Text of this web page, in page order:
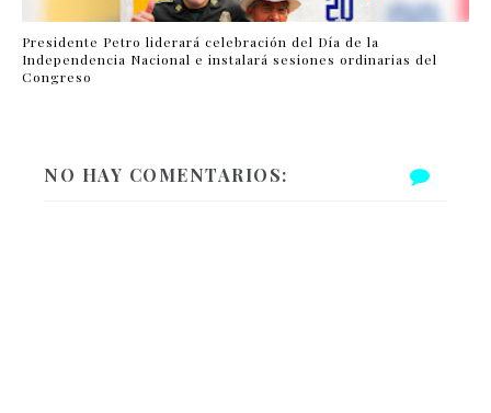
Presidente Petro liderará celebración del Día de la
Independencia Nacional e instalará sesiones ordinarias del
Congreso
NO HAY COMENTARIOS: